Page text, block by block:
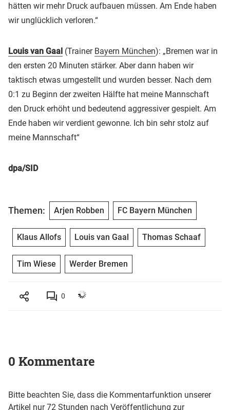
hätten wir mehr Druck aufbauen müssen. Am Ende haben
wir unglücklich verloren.“
Louis van Gaal (Trainer Bayern München): „Bremen war in
den ersten 20 Minuten stärker. Aber dann haben wir
taktisch etwas umgestellt und wurden besser. Nach dem
0:1 zu Beginn der zweiten Hälfte hat meine Mannschaft
den Druck erhöht und bedeutend aggressiver gespielt. Am
Ende haben wir verdient gewonne. Ich bin sehr stolz auf
meine Mannschaft“
dpa/SID
Themen: Arjen Robben FC Bayern München
Klaus Allofs Louis van Gaal Thomas Schaaf
Tim Wiese Werder Bremen
0
0 Kommentare
Bitte beachten Sie, dass die Kommentarfunktion unserer
Artikel nur 72 Stunden nach Veröffentlichung zur